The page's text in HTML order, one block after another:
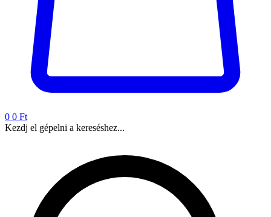
0 0 Ft
Kezdj el gépelni a kereséshez...